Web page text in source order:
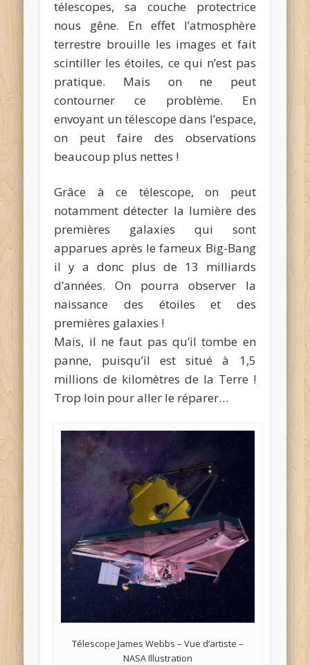
télescopes, sa couche protectrice
nous gêne. En effet l’atmosphère
terrestre brouille les images et fait
scintiller les étoiles, ce qui n’est pas
pratique. Mais on ne peut
contourner ce problème. En
envoyant un télescope dans l’espace,
on peut faire des observations
beaucoup plus nettes !
Grâce à ce télescope, on peut
notamment détecter la lumière des
premières galaxies qui sont
apparues après le fameux Big-Bang
il y a donc plus de 13 milliards
d’années. On pourra observer la
naissance des étoiles et des
premières galaxies !
Mais, il ne faut pas qu’il tombe en
panne, puisqu’il est situé à 1,5
millions de kilomètres de la Terre !
Trop loin pour aller le réparer…
Télescope James Webbs – Vue d’artiste –
NASA Illustration